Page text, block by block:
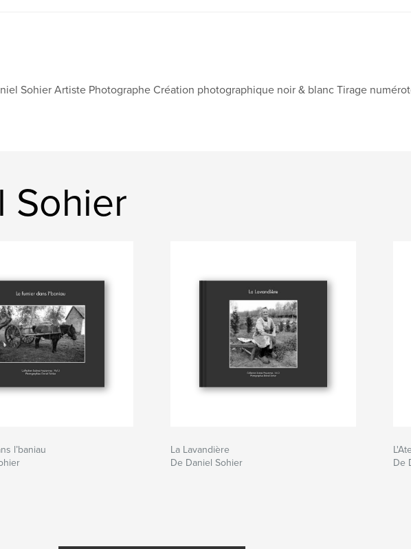
Sohier Artiste Photographe Création photographique noir & blanc Tirage
Sohier
l’baniau
La Lavandière
De Daniel Sohier
De